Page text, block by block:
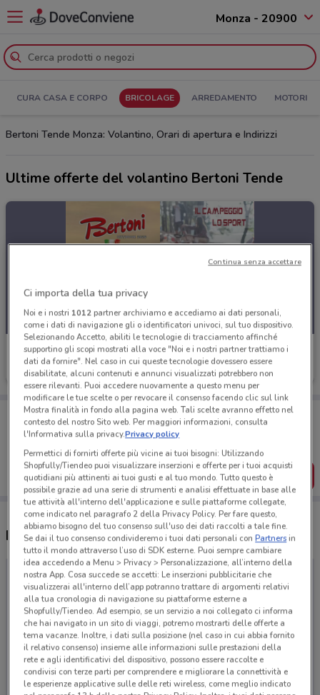
Monza - 20900
CURA CASA E CORPO BRICOLAGE ARREDAMENTO MOTORI
Bertoni Tende Monza: Volantino, Orari di apertura e Indirizzi
Ultime offerte del volantino Bertoni Tende
Bertoni Tende
Scade il 31/12
Porta DoveConviene sempre con te!
Puoi trovare le migliori offerte dei negozi vicino a te,
salvarle e creare la tua lista del risparmio, comodamente
dal tuo cellulare.
SCARICA L’APP
Negozi Bertoni Tende a Monza
Ci importa della tua privacy
Noi e i nostri 1012partner archiviamo e accediamo ai dati personali,
come i dati di navigazione gli o identificatori univoci, sul tuo dispositivo.
Selezionando Accetto, abiliti le tecnologie di tracciamento affinché
supportino gli scopi mostrati alla voce "Noi e i nostri partner trattiamo i
dati da fornire". Nel caso in cui queste tecnologie dovessero essere
disabilitate, alcuni contenuti e annunci visualizzati potrebbero non
essere rilevanti. Puoi accedere nuovamente a questo menu per
modificare le tue scelte o per revocare il consenso facendo clic sul link
Mostra finalità in fondo alla pagina web. Tali scelte avranno effetto nel
contesto del nostro Sito web. Per maggiori informazioni, consulta
l'Informativa sulla privacy.Privacy policy
Permettici di fornirti offerte più vicine ai tuoi bisogni: Utilizzando
Shopfully/Tiendeo puoi visualizzare inserzioni e offerte per i tuoi acquisti
quotidiani più attinenti ai tuoi gusti e al tuo mondo. Tutto questo è
possibile grazie ad una serie di strumenti e analisi effettuate in base alle
tue attività all'interno dell'applicazione e sulle piattaforme collegate,
come indicato nel paragrafo 2 della Privacy Policy. Per fare questo,
abbiamo bisogno del tuo consenso sull'uso dei dati raccolti a tale fine.
Se dai il tuo consenso condivideremo i tuoi dati personali conPartnersin
tutto il mondo attraverso l’uso di SDK esterne. Puoi sempre cambiare
idea accedendo a Menu > Privacy > Personalizzazione, all’interno della
nostra App. Cosa succede se accetti: Le inserzioni pubblicitarie che
visualizzerai all'interno dell’app potranno trattare di argomenti relativi
alla tua cronologia di navigazione su piattaforme esterne a
Shopfully/Tiendeo. Ad esempio, se un servizio a noi collegato ci informa
che hai navigato in un sito di viaggi, potremo mostrarti delle offerte a
tema vacanze. Inoltre, i dati sulla posizione (nel caso in cui abbia fornito
il relativo consenso) insieme alle informazioni sulle prestazioni della
rete e agli identificativi del dispositivo, possono essere raccolte e
condivisi con terze parti per comprendere e migliorare la connettività e
le esperienze applicative sulle delle reti wireless, come meglio indicato
Continua senza accettare